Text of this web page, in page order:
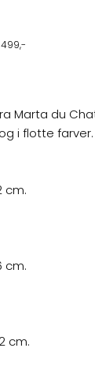
Marta du
i flotte farver.
cm.
cm.
cm.